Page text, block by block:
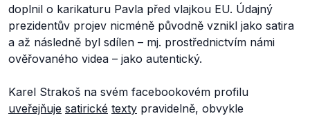
doplnil o karikaturu Pavla před vlajkou EU. Údajný
prezidentův projev nicméně původně vznikl jako satira
a až následně byl sdílen – mj. prostřednictvím námi
ověřovaného videa – jako autentický.
Karel Strakoš na svém facebookovém profilu
uveřejňuje satirické texty pravidelně, obvykle